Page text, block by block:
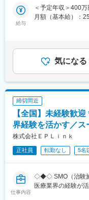
研究と事業をつな
討・新技術導入に
い方を歓迎します。
7カ国以上のメン
術連携・事業連携
◇社内R&D会議へ
の作成補助
◇新規PJT候補の技
査、社内データ収
◇顧客・共同研究先
席、フォローアッ
◇社外専門家を招
ト（候補リストア
給与
＜予定年収＞400
月額（基本給）：
す。月給(月額)は
気になる
締切間近
【全国】未経験歓
界経験を活かす／ス
株式会社ＥＰＬｉｎｋ
正社員 転勤なし 5名
仕事内容
◇◆◇ SMO（治験施
医療業界の経験が